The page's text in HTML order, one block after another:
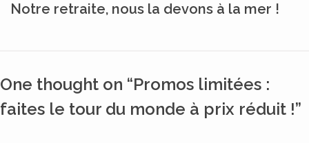
Notre retraite, nous la devons à la mer !
One thought on “Promos limitées :
faites le tour du monde à prix réduit !”